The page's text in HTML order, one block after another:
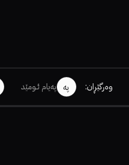
وەرگێڕان: پە پەیام ئــومێد